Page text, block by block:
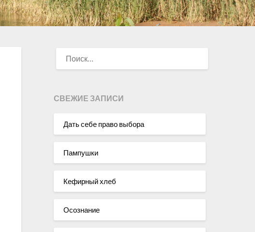
СВЕЖИЕ ЗАПИСИ
Дать себе право выбора
Пампушки
Кефирный хлеб
Осознание